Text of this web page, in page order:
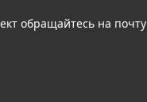
обращайтесь на почту